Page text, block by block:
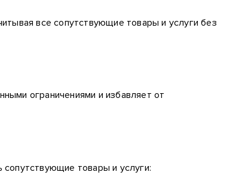
все сопутствующие товары и услуги без
ограничениями и избавляет от
товары и услуги: